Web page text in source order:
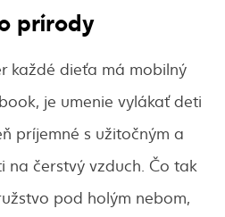
prírody
každé dieťa má mobilný
je umenie vylákať deti
príjemné s užitočným a
na čerstvý vzduch. Čo tak
pod holým nebom,